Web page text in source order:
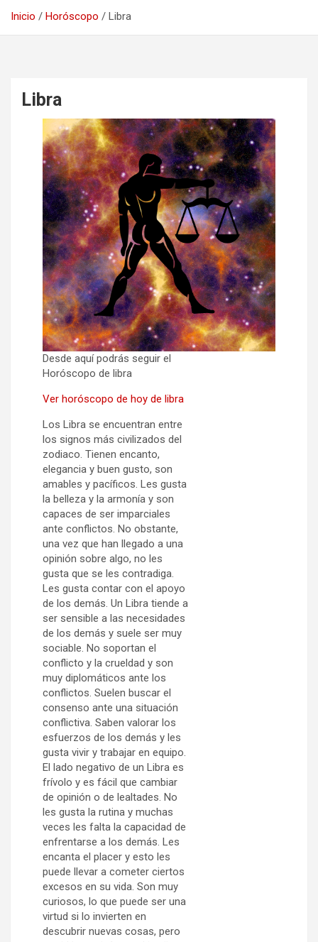
Inicio Horóscopo Libra
Libra
Desde aquí podrás seguir el
Horóscopo de libra
Ver horóscopo de hoy de libra
Los Libra se encuentran entre
los signos más civilizados del
zodiaco. Tienen encanto,
elegancia y buen gusto, son
amables y pacíficos. Les gusta
la belleza y la armonía y son
capaces de ser imparciales
ante conflictos. No obstante,
una vez que han llegado a una
opinión sobre algo, no les
gusta que se les contradiga.
Les gusta contar con el apoyo
de los demás. Un Libra tiende a
ser sensible a las necesidades
de los demás y suele ser muy
sociable. No soportan el
conflicto y la crueldad y son
muy diplomáticos ante los
conflictos. Suelen buscar el
consenso ante una situación
conflictiva. Saben valorar los
esfuerzos de los demás y les
gusta vivir y trabajar en equipo.
El lado negativo de un Libra es
frívolo y es fácil que cambiar
de opinión o de lealtades. No
les gusta la rutina y muchas
veces les falta la capacidad de
enfrentarse a los demás. Les
encanta el placer y esto les
puede llevar a cometer ciertos
excesos en su vida. Son muy
curiosos, lo que puede ser una
virtud si lo invierten en
descubrir nuevas cosas, pero